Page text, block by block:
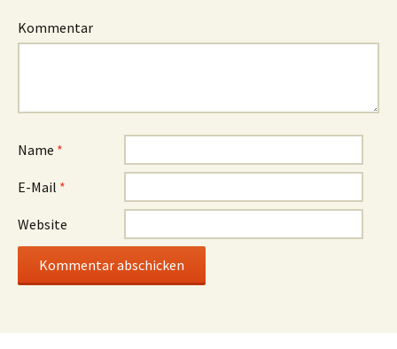
Kommentar
Name *
E-Mail *
Website